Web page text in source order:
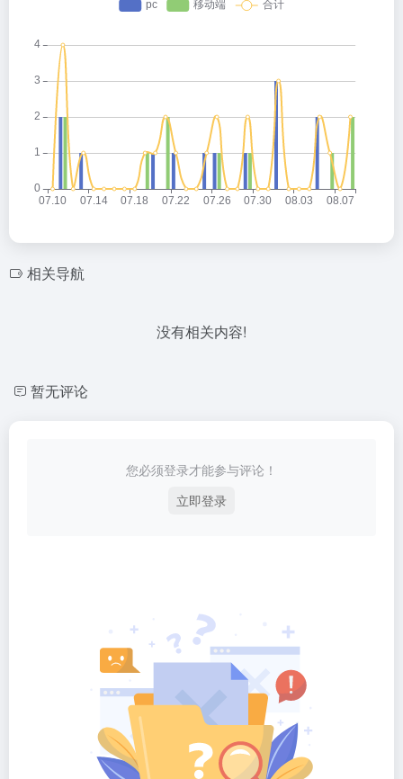
相关导航
没有相关内容!
暂无评论
您必须登录才能参与评论！
立即登录